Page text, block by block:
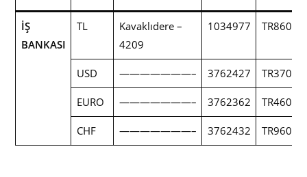
İŞ
BANKASI
TL
Kavaklıdere –
4209
1034977
USD ———————– 3762427
EURO ———————– 3762362
CHF ———————– 3762432